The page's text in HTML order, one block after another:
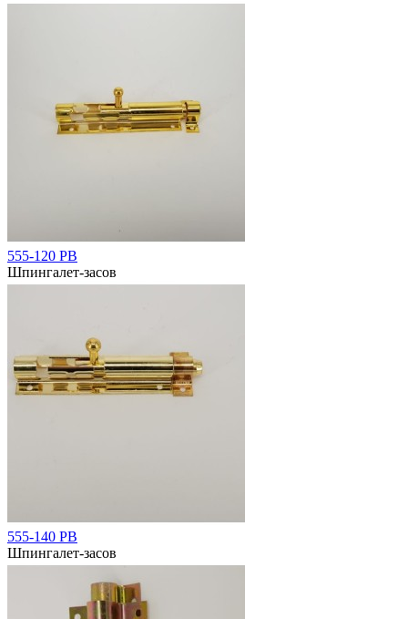
555-120 РВ
Шпингалет-засов
555-140 РВ
Шпингалет-засов